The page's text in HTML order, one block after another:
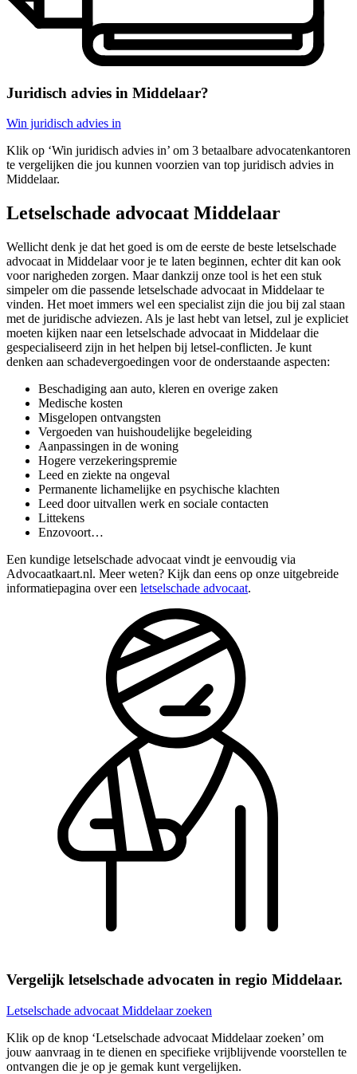
Juridisch advies in Middelaar?
Win juridisch advies in
Klik op ‘Win juridisch advies in’ om 3 betaalbare advocatenkantoren
te vergelijken die jou kunnen voorzien van top juridisch advies in
Middelaar.
Letselschade advocaat Middelaar
Wellicht denk je dat het goed is om de eerste de beste letselschade
advocaat in Middelaar voor je te laten beginnen, echter dit kan ook
voor narigheden zorgen. Maar dankzij onze tool is het een stuk
simpeler om die passende letselschade advocaat in Middelaar te
vinden. Het moet immers wel een specialist zijn die jou bij zal staan
met de juridische adviezen. Als je last hebt van letsel, zul je expliciet
moeten kijken naar een letselschade advocaat in Middelaar die
gespecialiseerd zijn in het helpen bij letsel-conflicten. Je kunt
denken aan schadevergoedingen voor de onderstaande aspecten:
Beschadiging aan auto, kleren en overige zaken
Medische kosten
Misgelopen ontvangsten
Vergoeden van huishoudelijke begeleiding
Aanpassingen in de woning
Hogere verzekeringspremie
Leed en ziekte na ongeval
Permanente lichamelijke en psychische klachten
Leed door uitvallen werk en sociale contacten
Littekens
Enzovoort…
Een kundige letselschade advocaat vindt je eenvoudig via
Advocaatkaart.nl. Meer weten? Kijk dan eens op onze uitgebreide
informatiepagina over een letselschade advocaat.
Vergelijk letselschade advocaten in regio Middelaar.
Letselschade advocaat Middelaar zoeken
Klik op de knop ‘Letselschade advocaat Middelaar zoeken’ om
jouw aanvraag in te dienen en specifieke vrijblijvende voorstellen te
ontvangen die je op je gemak kunt vergelijken.